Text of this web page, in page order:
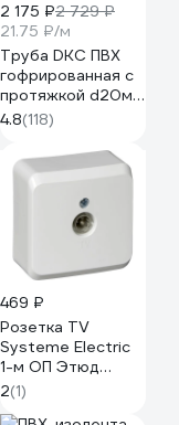
2 175 ₽2 729 ₽
21.75 ₽/м
Труба DKC ПВХ
гофрированная c
протяжкой d20мм
упаковка 100м
91920DIYVI
4.8(118)
469 ₽
Розетка TV
Systeme Electric
1-м ОП Этюд
белая SchE TVA-
002B
2(1)